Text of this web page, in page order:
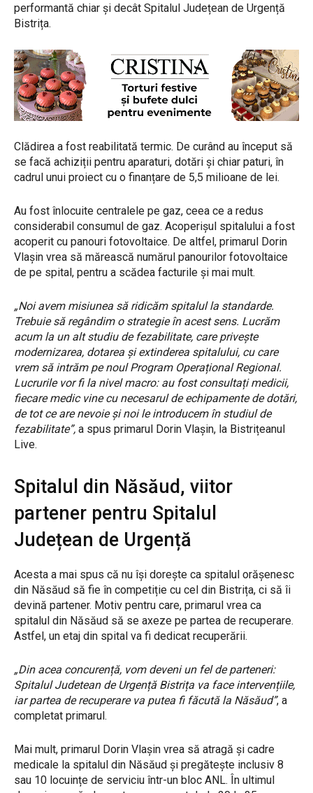
performantă chiar și decât Spitalul Județean de Urgență
Bistrița.
Clădirea a fost reabilitată termic. De curând au început să
se facă achiziții pentru aparaturi, dotări și chiar paturi, în
cadrul unui proiect cu o finanțare de 5,5 milioane de lei.
Au fost înlocuite centralele pe gaz, ceea ce a redus
considerabil consumul de gaz. Acoperișul spitalului a fost
acoperit cu panouri fotovoltaice. De altfel, primarul Dorin
Vlașin vrea să mărească numărul panourilor fotovoltaice
de pe spital, pentru a scădea facturile și mai mult.
„Noi avem misiunea să ridicăm spitalul la standarde.
Trebuie să regândim o strategie în acest sens. Lucrăm
acum la un alt studiu de fezabilitate, care privește
modernizarea, dotarea și extinderea spitalului, cu care
vrem să intrăm pe noul Program Operațional Regional.
Lucrurile vor fi la nivel macro: au fost consultați medicii,
fiecare medic vine cu necesarul de echipamente de dotări,
de tot ce are nevoie și noi le introducem în studiul de
fezabilitate”, a spus primarul Dorin Vlașin, la Bistrițeanul
Live.
Spitalul din Năsăud, viitor
partener pentru Spitalul
Județean de Urgență
Acesta a mai spus că nu își dorește ca spitalul orășenesc
din Năsăud să fie în competiție cu cel din Bistrița, ci să îi
devină partener. Motiv pentru care, primarul vrea ca
spitalul din Năsăud să se axeze pe partea de recuperare.
Astfel, un etaj din spital va fi dedicat recuperării.
„Din acea concurență, vom deveni un fel de parteneri:
Spitalul Judetean de Urgență Bistrița va face intervențiile,
iar partea de recuperare va putea fi făcută la Năsăud”, a
completat primarul.
Mai mult, primarul Dorin Vlașin vrea să atragă și cadre
medicale la spitalul din Năsăud și pregătește inclusiv 8
sau 10 locuințe de serviciu într-un bloc ANL. În ultimul